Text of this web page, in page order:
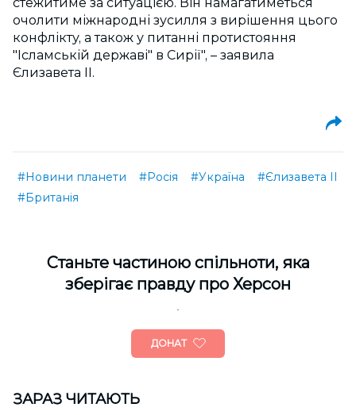
стежитиме за ситуацією. Він намагатиметься
очолити міжнародні зусилля з вирішення цього
конфлікту, а також у питанні протистояння
"Ісламській державі" в Сирії", – заявила
Єлизавета ІІ.
#Новини планети #Росія #Україна
#Єлизавета ІІ
#Британія
Cтаньте частиною спільноти, яка
зберігає правду про Херсон
ДОНАТ
ЗАРАЗ ЧИТАЮТЬ